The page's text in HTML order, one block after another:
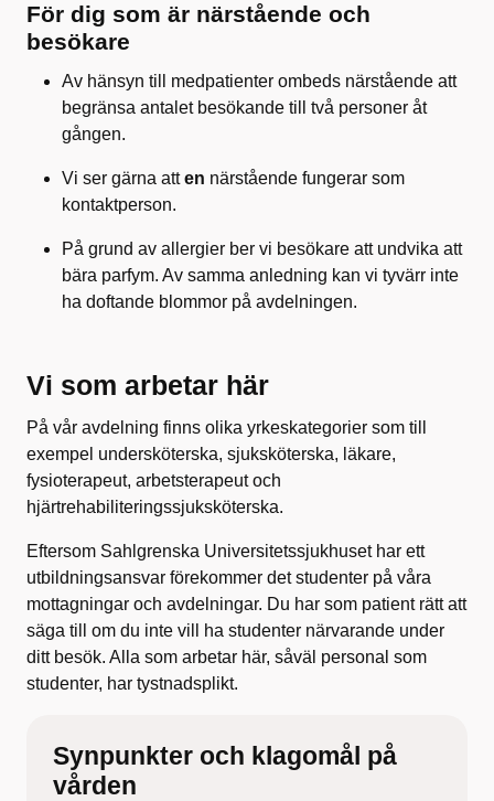
För dig som är närstående och
besökare
Av hänsyn till medpatienter ombeds närstående att
begränsa antalet besökande till två personer åt
gången.
Vi ser gärna atten närstående fungerar som
kontaktperson.
På grund av allergier ber vi besökare att undvika att
bära parfym. Av samma anledning kan vi tyvärr inte
ha doftande blommor på avdelningen.
Vi som arbetar här
På vår avdelning finns olika yrkeskategorier som till
exempel undersköterska, sjuksköterska, läkare,
fysioterapeut, arbetsterapeut och
hjärtrehabiliteringssjuksköterska.
Eftersom Sahlgrenska Universitetssjukhuset har ett
utbildningsansvar förekommer det studenter på våra
mottagningar och avdelningar. Du har som patient rätt att
säga till om du inte vill ha studenter närvarande under
ditt besök. Alla som arbetar här, såväl personal som
studenter, har tystnadsplikt.
Synpunkter och klagomål på
vården